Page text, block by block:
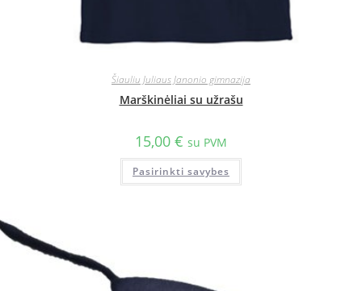
Šiauliu Juliaus Janonio gimnazija
Marškinėliai su užrašu
15,00 € su PVM
Pasirinkti savybes